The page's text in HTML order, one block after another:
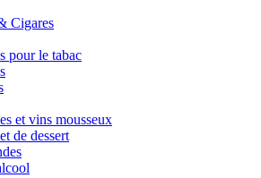
Cigares
pour le tabac
et vins mousseux
de dessert